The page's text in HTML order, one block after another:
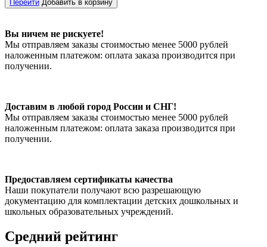
Перейти Добавить в корзину
Вы ничем не рискуете!
Мы отправляем заказы стоимостью менее 5000 рублей
наложенным платежом: оплата заказа производится при
получении.
Доставим в любой город России и СНГ!
Мы отправляем заказы стоимостью менее 5000 рублей
наложенным платежом: оплата заказа производится при
получении.
Предоставляем сертификаты качества
Наши покупатели получают всю разрешающую
документацию для комплектации детских дошкольных и
школьных образовательных учреждений.
Средний рейтинг